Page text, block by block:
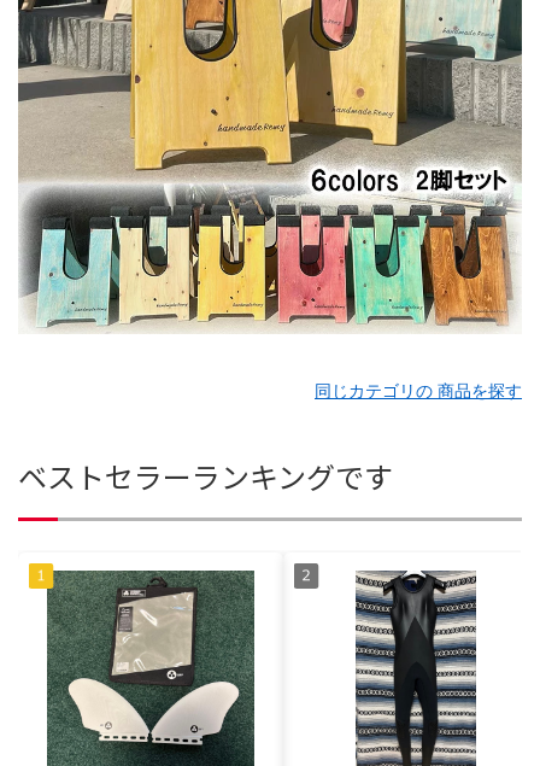
同じカテゴリの 商品を探す
ベストセラーランキングです